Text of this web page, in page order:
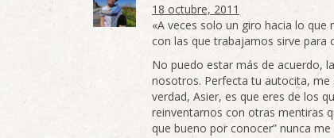
18 octubre, 2011
«A veces solo un giro hacia lo
con las que trabajamos sirve para
No puedo estar más de acuerdo,
nosotros. Perfecta tu autocita,
verdad, Asier, es que eres de los
reinventarnos con otras mentiras
que bueno por conocer” nunca